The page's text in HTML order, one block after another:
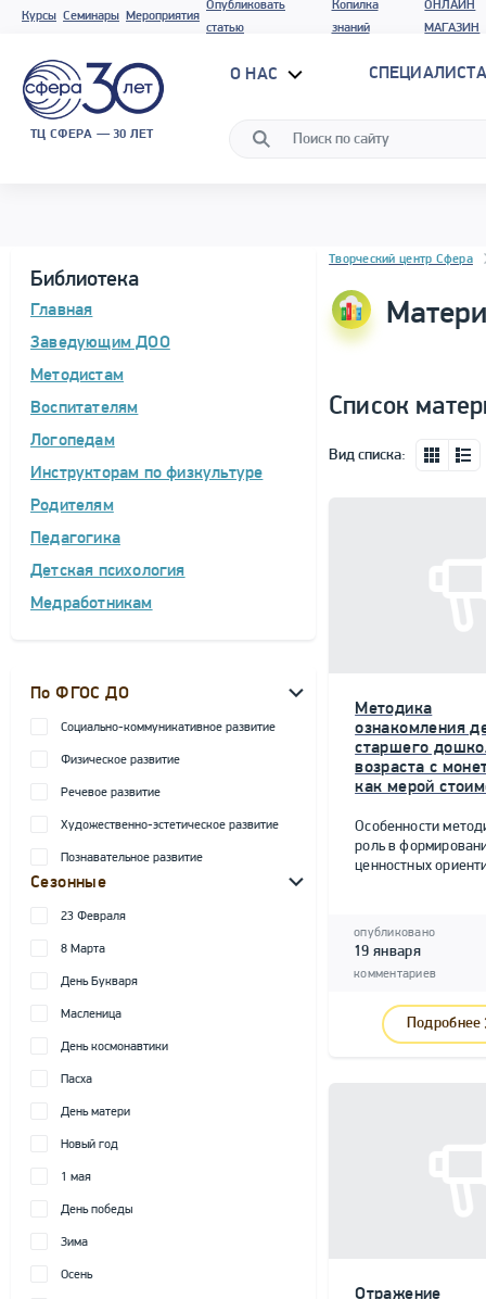
Курсы Семинары Мероприятия
Опубликовать
статью
Копилка
знаний
ОНЛАЙН
МАГАЗИН
ТЦ СФЕРА — 30 ЛЕТ
О НАС
Библиотека
Главная
Заведующим ДОО
Методистам
Воспитателям
Логопедам
Инструкторам по физкультуре
Родителям
Педагогика
Детская психология
Медработникам
По ФГОС ДО
Социально-коммуникативное развитие
Физическое развитие
Речевое развитие
Художественно-эстетическое развитие
Познавательное развитие
Сезонные
23 Февраля
8 Марта
День Букваря
Масленица
День космонавтики
Пасха
День матери
Новый год
1 мая
День победы
Зима
Осень
Блок новостей
Творческий центр Сфера
Список
Вид списка:
Методика
ознакомления
старшего
возраста с
как мерой
Особенности
роль в
ценностных
опубликовано
19 января
комментариев
Подробнее
Отражение